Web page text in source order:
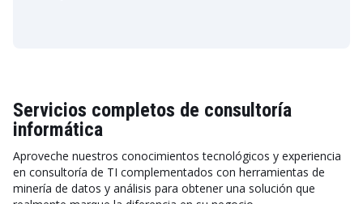
Servicios completos de consultoría
informática
Aproveche nuestros conocimientos tecnológicos y experiencia
en consultoría de TI complementados con herramientas de
minería de datos y análisis para obtener una solución que